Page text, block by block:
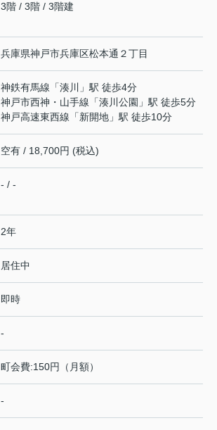
3階 / 3階 / 3階建
兵庫県神戸市兵庫区松本通 ２丁目
神鉄有馬線 「湊川
」駅 徒歩4分
神戸市西神・山手線 「湊川公園 」駅 徒歩5分
神戸高速東西線 「新開地 」駅 徒歩10分
空有 / 18,700円 (税込)
- / -
2年
居住中
即時
-
町会費:150円（月額）
-